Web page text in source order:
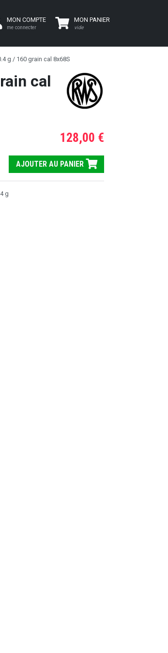
MON COMPTE
me connecter
MON PANIER
vide
g / 160 grain cal 8x68S
cal
128,00 €
AJOUTER AU PANIER
g